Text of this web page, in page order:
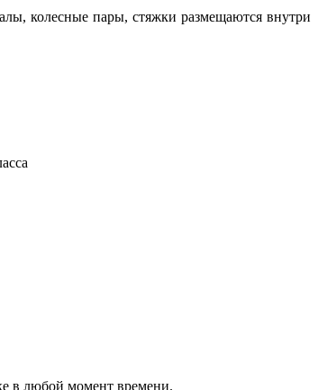
колесные пары, стяжки размещаются внутри
в любой момент времени.